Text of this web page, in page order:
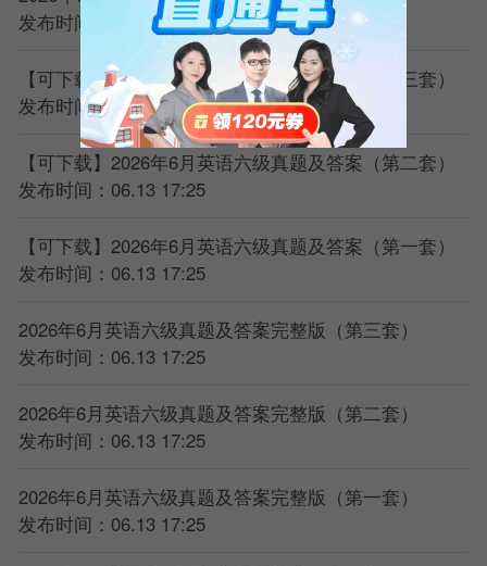
发布时间：06.13 17:25
【可下载】2026年6月英语六级真题及答案（第三套）
发布时间：06.13 17:25
【可下载】2026年6月英语六级真题及答案（第二套）
发布时间：06.13 17:25
【可下载】2026年6月英语六级真题及答案（第一套）
发布时间：06.13 17:25
2026年6月英语六级真题及答案完整版（第三套）
发布时间：06.13 17:25
2026年6月英语六级真题及答案完整版（第二套）
发布时间：06.13 17:25
2026年6月英语六级真题及答案完整版（第一套）
发布时间：06.13 17:25